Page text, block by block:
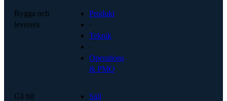
Bygga och
leverera
Produkt
·
Teknik
·
Operations
& PMO
Gå till
Sälj